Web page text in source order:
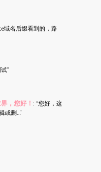
域名后缀看到的，路
”
，您好！ : “您好，这
或删…”